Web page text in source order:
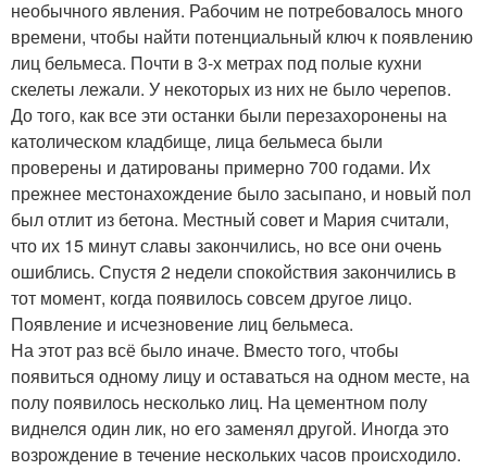
необычного явления. Рабочим не потребовалось много
времени, чтобы найти потенциальный ключ к появлению
лиц бельмеса. Почти в 3-х метрах под полые кухни
скелеты лежали. У некоторых из них не было черепов.
До того, как все эти останки были перезахоронены на
католическом кладбище, лица бельмеса были
проверены и датированы примерно 700 годами. Их
прежнее местонахождение было засыпано, и новый пол
был отлит из бетона. Местный совет и Мария считали,
что их 15 минут славы закончились, но все они очень
ошиблись. Спустя 2 недели спокойствия закончились в
тот момент, когда появилось совсем другое лицо.
Появление и исчезновение лиц бельмеса.
На этот раз всё было иначе. Вместо того, чтобы
появиться одному лицу и оставаться на одном месте, на
полу появилось несколько лиц. На цементном полу
виднелся один лик, но его заменял другой. Иногда это
возрождение в течение нескольких часов происходило.